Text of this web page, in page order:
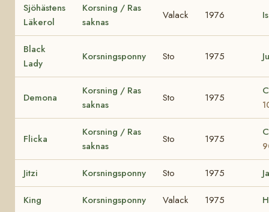
Sjöhästens
Läkerol
Korsning / Ras
saknas
Valack 1976
Black
Lady
Korsningsponny Sto 1975
Demona
Korsning / Ras
saknas
Sto 1975
Flicka
Korsning / Ras
saknas
Sto 1975
Jitzi Korsningsponny Sto 1975
King Korsningsponny Valack 1975